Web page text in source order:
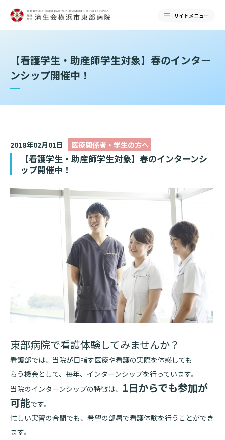
サイトメニュー
当院のご紹介
当院のご紹介トップ
院長あいさつ
理念・方針・
患者さんの権利
倫理に関する事
情報公開
厚生労働大臣が定める掲示事項
施設認定
ご来院される方へトップ
初診の方へ
再診の方へ
セカンドオピニオンのご案内
外来のお会計について
入院・面会について
入院が決まったら
診療科・センター・部門
医療機関・医療者の方へ
医療機関・医療者の方へトップ
医療連携センターについて
患者さんのご紹介方法
医療連携センター長ごあいさつ
医療連携センターのご案内
お知らせ
イベント
採用情報
病院ボランティア募集
【看護学生・助産師学生対象】春のインター
ンシップ開催中！
2018年02月01日 医療関係者・学生の方へ
【看護学生・助産師学生対象】春のインターンシ
ップ開催中！
東部病院で看護体験してみませんか？
看護部では、当院が目指す医療や看護の実際を体感しても
らう機会として、毎年、インターンシップを行っています。
当院のインターンシップの特徴は、 1日からでも参加が
可能です。
忙しい実習の合間でも、希望の部署で看護体験を行うことができ
ます。